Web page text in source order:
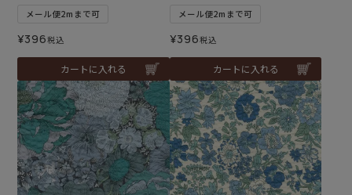
メール便2mまで可
¥396税込
カートに入れる
メール便2mまで可
¥396税込
カートに入れる